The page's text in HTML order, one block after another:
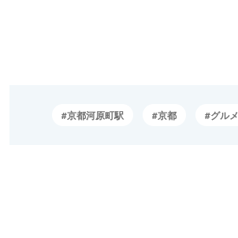
京都河原町駅 京都 グルメ